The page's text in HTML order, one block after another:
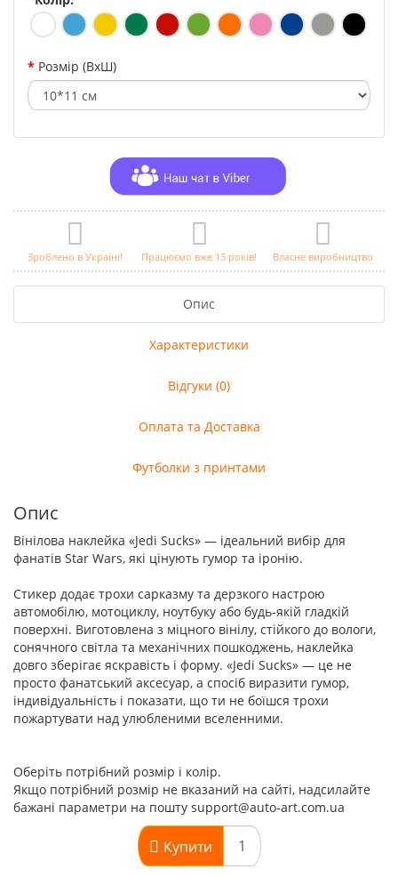
Розмір (ВхШ)
Зроблено в Україні! Працюємо вже 13 років! Власне виробництво
Опис
Характеристики
Відгуки (0)
Оплата та Доставка
Футболки з принтами
Опис
Вінілова наклейка «Jedi Sucks» — ідеальний вибір для
фанатів Star Wars, які цінують гумор та іронію.
Стикер додає трохи сарказму та дерзкого настрою
автомобілю, мотоциклу, ноутбуку або будь-якій гладкій
поверхні. Виготовлена з міцного вінілу, стійкого до вологи,
сонячного світла та механічних пошкоджень, наклейка
довго зберігає яскравість і форму. «Jedi Sucks» — це не
просто фанатський аксесуар, а спосіб виразити гумор,
індивідуальність і показати, що ти не боїшся трохи
пожартувати над улюбленими вселенними.
Оберіть потрібний розмір і колір.
Якщо потрібний розмір не вказаний на сайті, надсилайте
бажані параметри на пошту support@auto-art.com.ua
Купити